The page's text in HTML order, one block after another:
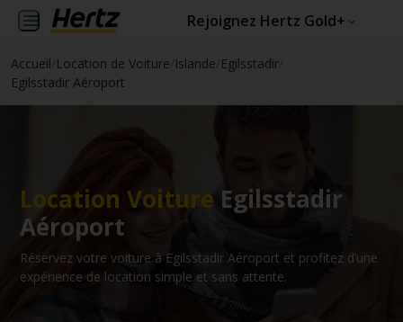
Rejoignez Hertz Gold+
Accueil Location de Voiture Islande Egilsstadir
Egilsstadir Aéroport
Location Voiture Egilsstadir
Aéroport
Réservez votre voiture à Egilsstadir Aéroport et profitez d’une
expérience de location simple et sans attente.